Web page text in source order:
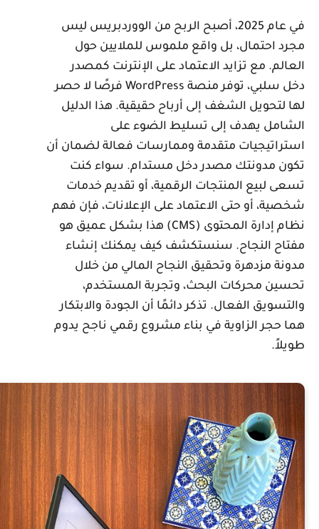
في عام 2025، أصبح الربح من الووردبريس ليس
احتمال، بل واقع ملموس للملايين حول
مع تزايد الاعتماد على الإنترنت كمصدر
دخل سلبي، توفر منصة WordPress فرصًا لا حصر
لتحويل الشغف إلى أرباح حقيقية. هذا الدليل
يهدف إلى تسليط الضوء على
متقدمة وممارسات فعالة لضمان أن
مدونتك مصدر دخل مستدام. سواء كنت
لبيع المنتجات الرقمية، أو تقديم خدمات
أو حتى الاعتماد على الإعلانات، فإن فهم
نظام إدارة المحتوى (CMS) هذا بشكل عميق هو
النجاح. سنستكشف كيف يمكنك إنشاء
مزدهرة وتحقيق النجاح المالي من خلال
محركات البحث، وتجربة المستخدم،
الفعال. تذكر دائمًا أن الجودة والابتكار
حجر الزاوية في بناء مشروع رقمي ناجح يدوم